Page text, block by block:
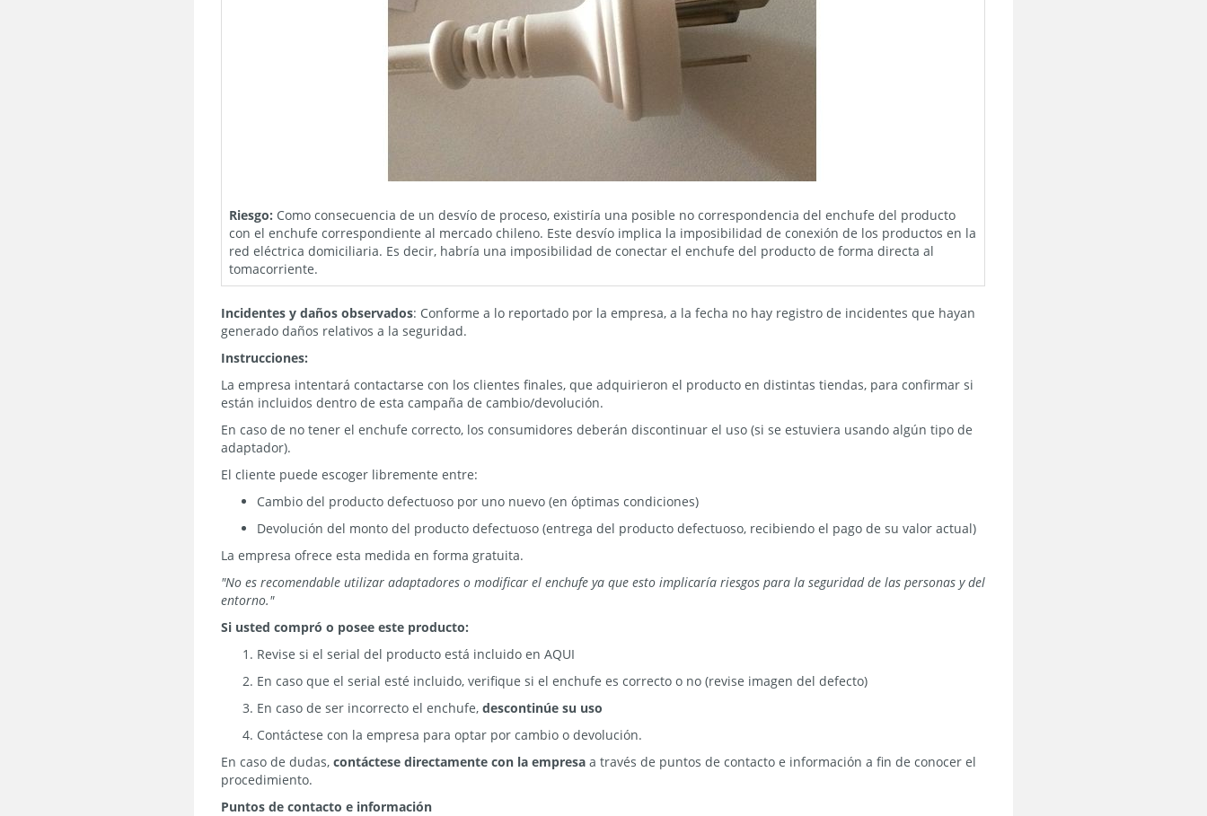
Riesgo: Como consecuencia de un desvío de proceso, existiría una posible no correspondencia del enchufe del producto
con el enchufe correspondiente al mercado chileno. Este desvío implica la imposibilidad de conexión de los productos en la
red eléctrica domiciliaria. Es decir, habría una imposibilidad de conectar el enchufe del producto de forma directa al
tomacorriente.
Incidentes y daños observados: Conforme a lo reportado por la empresa, a la fecha no hay registro de incidentes que hayan
generado daños relativos a la seguridad.
Instrucciones:
La empresa intentará contactarse con los clientes finales, que adquirieron el producto en distintas tiendas, para confirmar si
están incluidos dentro de esta campaña de cambio/devolución.
En caso de no tener el enchufe correcto, los consumidores deberán discontinuar el uso (si se estuviera usando algún tipo de
adaptador).
El cliente puede escoger libremente entre:
Cambio del producto defectuoso por uno nuevo (en óptimas condiciones)
Devolución del monto del producto defectuoso (entrega del producto defectuoso, recibiendo el pago de su valor actual)
La empresa ofrece esta medida en forma gratuita.
"No es recomendable utilizar adaptadores o modificar el enchufe ya que esto implicaría riesgos para la seguridad de las personas y del
entorno."
Si usted compró o posee este producto:
Revise si el serial del producto está incluido en AQUI
En caso que el serial esté incluido, verifique si el enchufe es correcto o no (revise imagen del defecto)
En caso de ser incorrecto el enchufe,descontinúe su uso
Contáctese con la empresa para optar por cambio o devolución.
En caso de dudas,contáctese directamente con la empresa a través de puntos de contacto e información a fin de conocer el
procedimiento.
Puntos de contacto e información